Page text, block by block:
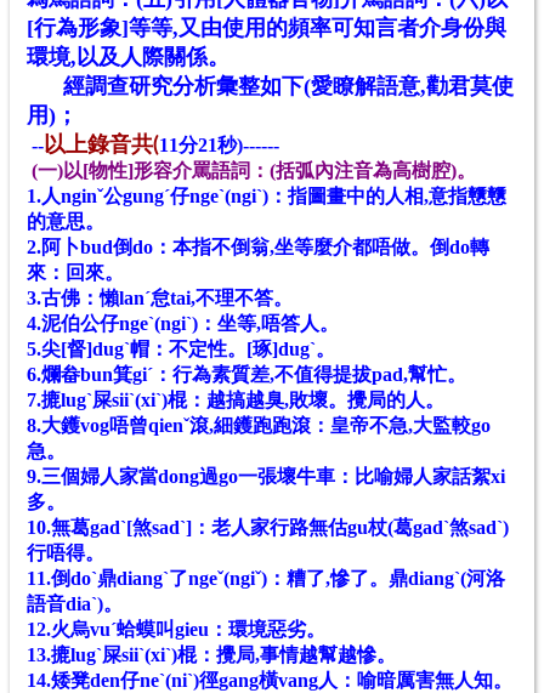
[行為形象]等等,又由使用的頻率可知言者介身份與
環境,以及人際關係。
經調查研究分析彙整如下(愛瞭解語意,勸君莫使
用)；
--以上錄音共(11分21秒)------
(一)以[物性]形容介罵語詞：(括弧內注音為高樹腔)。
1.人nginˇ公gungˊ仔ngeˋ(ngiˋ)：指圖畫中的人相,意指戇戇
的意思。
2.阿卜bud倒do：本指不倒翁,坐等麼介都唔做。倒do轉
來：回來。
3.古佛：懶lanˊ怠tai,不理不答。
4.泥伯公仔ngeˋ(ngiˋ)：坐等,唔答人。
5.尖[督]dugˋ帽：不定性。[琢]dugˋ。
6.爛畚bun箕giˊ：行為素質差,不值得提拔pad,幫忙。
7.摝lugˋ屎siiˋ(xiˋ)棍：越搞越臭,敗壞。攪局的人。
8.大鑊vog唔曾qienˇ滾,細鑊跑跑滾：皇帝不急,大監較go
急。
9.三個婦人家當dong過go一張壞牛車：比喻婦人家話絮xi
多。
10.無葛gadˋ[煞sadˋ]：老人家行路無估gu杖(葛gadˋ煞sadˋ)
行唔得。
11.倒doˋ鼎diangˋ了ngeˇ(ngiˇ)：糟了,慘了。鼎diangˋ(河洛
語音diaˋ)。
12.火烏vuˊ蛤蟆叫gieu：環境惡劣。
13.摝lugˋ屎siiˋ(xiˋ)棍：攪局,事情越幫越慘。
14.矮凳den仔neˋ(niˋ)徑gang橫vang人：喻暗厲害無人知。